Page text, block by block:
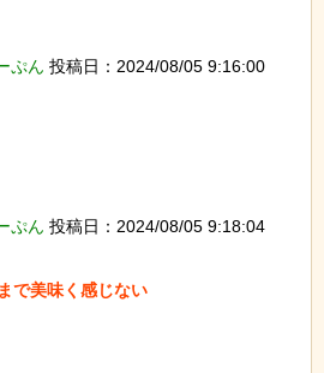
ぷん 投稿日：2024/08/05 9:16:00
ぷん 投稿日：2024/08/05 9:18:04
で美味く感じない